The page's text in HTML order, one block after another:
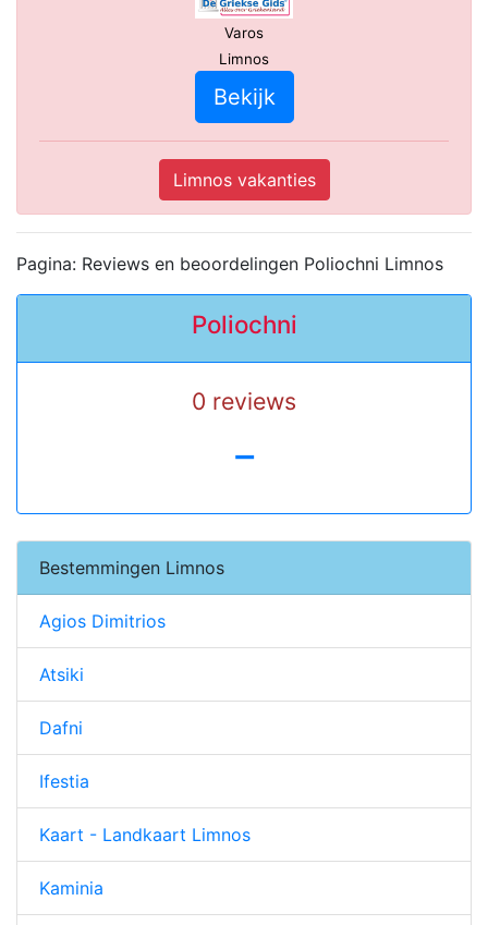
Varos
Limnos
Bekijk
Limnos vakanties
Pagina: Reviews en beoordelingen Poliochni Limnos
Poliochni
0 reviews
-
Bestemmingen Limnos
Agios Dimitrios
Atsiki
Dafni
Ifestia
Kaart - Landkaart Limnos
Kaminia